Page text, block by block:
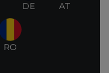
DE AT
RO